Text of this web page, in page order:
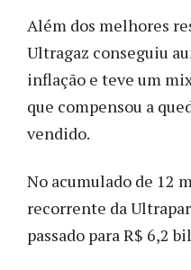
Além dos melhores
Ultragaz conseguiu
inflação e teve um
que compensou a
vendido.
No acumulado de 12
recorrente da
passado para R$ 6,2